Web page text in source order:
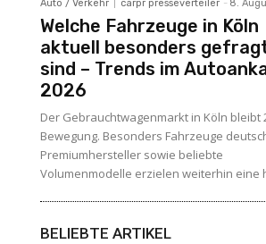
Auto / Verkehr carpr presseverteiler - 8.
Welche Fahrzeuge in Köln
aktuell besonders
sind – Trends im
2026
Der Gebrauchtwagenmarkt in Köln bleibt
Bewegung. Besonders Fahrzeuge
Premiumhersteller sowie beliebte
Volumenmodelle erzielen weiterhin eine
BELIEBTE ARTIKEL